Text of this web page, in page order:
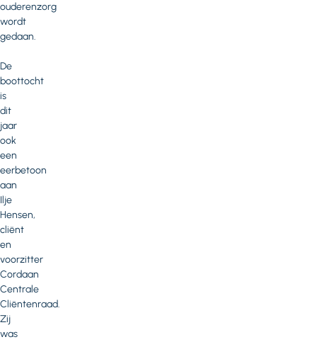
ouderenzorg
wordt
gedaan.
De
boottocht
is
dit
jaar
ook
een
eerbetoon
aan
Ilje
Hensen,
cliënt
en
voorzitter
Cordaan
Centrale
Cliëntenraad.
Zij
was